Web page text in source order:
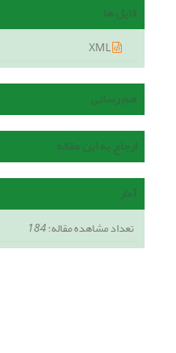
فایل ها
هم رسانی
ارجاع به این مقاله
آمار
تعداد مشاهده مقاله:184